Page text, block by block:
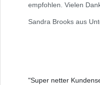
empfohlen. Vielen
Sandra Brooks aus
"Super netter